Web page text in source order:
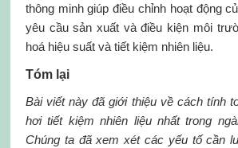
thông minh giúp điều chỉnh hoạt động
yêu cầu sản xuất và điều kiện môi
hoá hiệu suất và tiết kiệm nhiên liệu.
Tóm lại
Bài viết này đã giới thiệu về cách tính
hơi tiết kiệm nhiên liệu nhất trong
Chúng ta đã xem xét các yếu tố cần